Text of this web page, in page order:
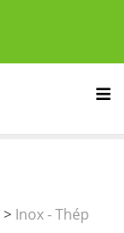
> Inox - Thép